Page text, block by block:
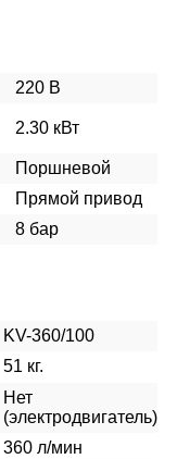
220 В
2.30 кВт
Поршневой
Прямой привод
8 бар
KV-360/100
51 кг.
Нет
(электродвигатель)
360 л/мин